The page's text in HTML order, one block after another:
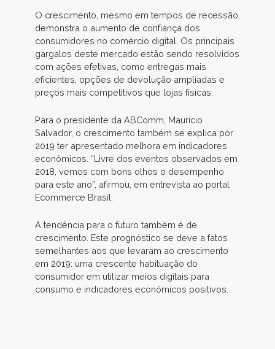
O crescimento, mesmo em tempos de recessão,
demonstra o aumento de confiança dos
consumidores no comércio digital. Os principais
gargalos deste mercado estão sendo resolvidos
com ações efetivas, como entregas mais
eficientes, opções de devolução ampliadas e
preços mais competitivos que lojas físicas.
Para o presidente da ABComm, Maurício
Salvador, o crescimento também se explica por
2019 ter apresentado melhora em indicadores
econômicos. “Livre dos eventos observados em
2018, vemos com bons olhos o desempenho
para este ano”, afirmou, em entrevista ao portal
Ecommerce Brasil.
A tendência para o futuro também é de
crescimento. Este prognóstico se deve a fatos
semelhantes aos que levaram ao crescimento
em 2019: uma crescente habituação do
consumidor em utilizar meios digitais para
consumo e indicadores econômicos positivos.